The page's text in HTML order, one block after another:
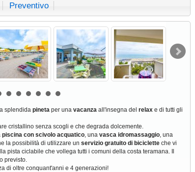
Preventivo
splendidapineta per una vacanzaall'insegna del relaxe di tutti gli
cristallino senza scogli e che degrada dolcemente.
piscina con scivolo acquatico, una vasca idromassaggio, una
la possibilità di utilizzare un servizio gratuito di bicicletteche vi
pista ciclabile che vollega tutti i comuni della costa teramana. Il
previsto.
di oltre conquant'anni e 4 generazioni!